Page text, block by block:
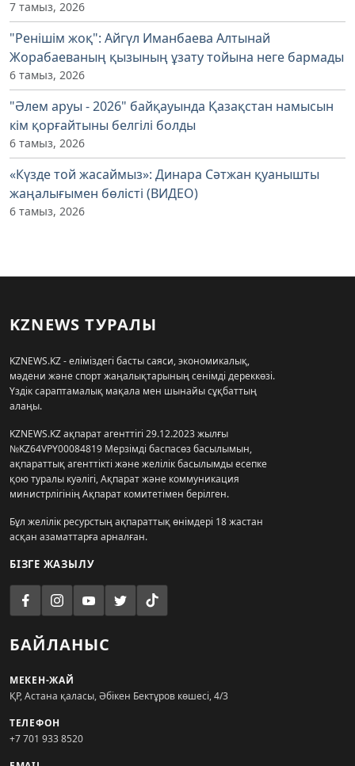
7 тамыз, 2026
"Ренішім жоқ": Айгүл Иманбаева Алтынай
Жорабаеваның қызының ұзату тойына неге бармады
6 тамыз, 2026
"Әлем аруы - 2026" байқауында Қазақстан намысын
кім қорғайтыны белгілі болды
6 тамыз, 2026
«Күзде той жасаймыз»: Динара Сәтжан қуанышты
жаңалығымен бөлісті (ВИДЕО)
6 тамыз, 2026
KZNEWS ТУРАЛЫ
KZNEWS.KZ - еліміздегі басты саяси, экономикалық,
мәдени және спорт жаңалықтарының сенімді дереккөзі.
Үздік сараптамалық мақала мен шынайы сұқбаттың
алаңы.
KZNEWS.KZ ақпарат агенттігі 29.12.2023 жылғы
№KZ64VPY00084819 Мерзімді баспасөз басылымын,
ақпараттық агенттікті және желілік басылымды есепке
қою туралы куәлігі, Ақпарат және коммуникация
министрлігінің Ақпарат комитетімен берілген.
Бұл желілік ресурстың ақпараттық өнімдері 18 жастан
асқан азаматтарға арналған.
БІЗГЕ ЖАЗЫЛУ
БАЙЛАНЫС
МЕКЕН-ЖАЙ
ҚР, Астана қаласы, Әбікен Бектұров көшесі, 4/3
ТЕЛЕФОН
+7 701 933 8520